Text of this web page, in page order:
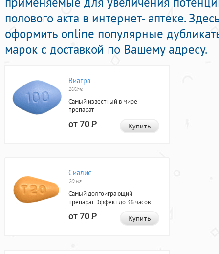
полового акта в интернет- аптеке.
оформить online популярные
марок с доставкой по Вашему адресу.
Виагра
100мг
Самый известный в мире
препарат
от 70Р Купить
Сиалис
20 мг
Самый долгоиграющий
препарат. Эффект до 36 часов.
от 70Р Купить